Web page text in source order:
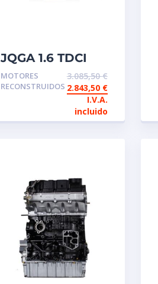
JQGA 1.6 TDCI
Motor de
intercambio
reconstruido
MOTORES
RECONSTRUIDOS
3.085,50€
2.843,50 €
I.V.A.
incluido